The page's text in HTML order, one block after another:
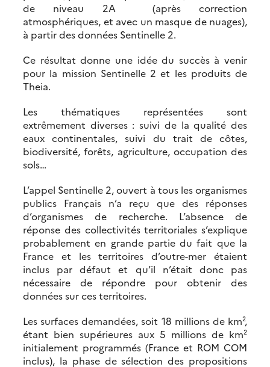
de niveau 2A (après correction
atmosphériques, et avec un masque de nuages),
à partir des données Sentinelle 2.
Ce résultat donne une idée du succès à venir
pour la mission Sentinelle 2 et les produits de
Theia.
Les thématiques représentées sont
extrêmement diverses : suivi de la qualité des
eaux continentales, suivi du trait de côtes,
biodiversité, forêts, agriculture, occupation des
sols…
L’appel Sentinelle 2, ouvert à tous les organismes
publics Français n’a reçu que des réponses
d’organismes de recherche. L’absence de
réponse des collectivités territoriales s’explique
probablement en grande partie du fait que la
France et les territoires d’outre-mer étaient
inclus par défaut et qu’il n’était donc pas
nécessaire de répondre pour obtenir des
données sur ces territoires.
Les surfaces demandées, soit 18 millions de km²,
étant bien supérieures aux 5 millions de km²
initialement programmés (France et ROM COM
inclus), la phase de sélection des propositions